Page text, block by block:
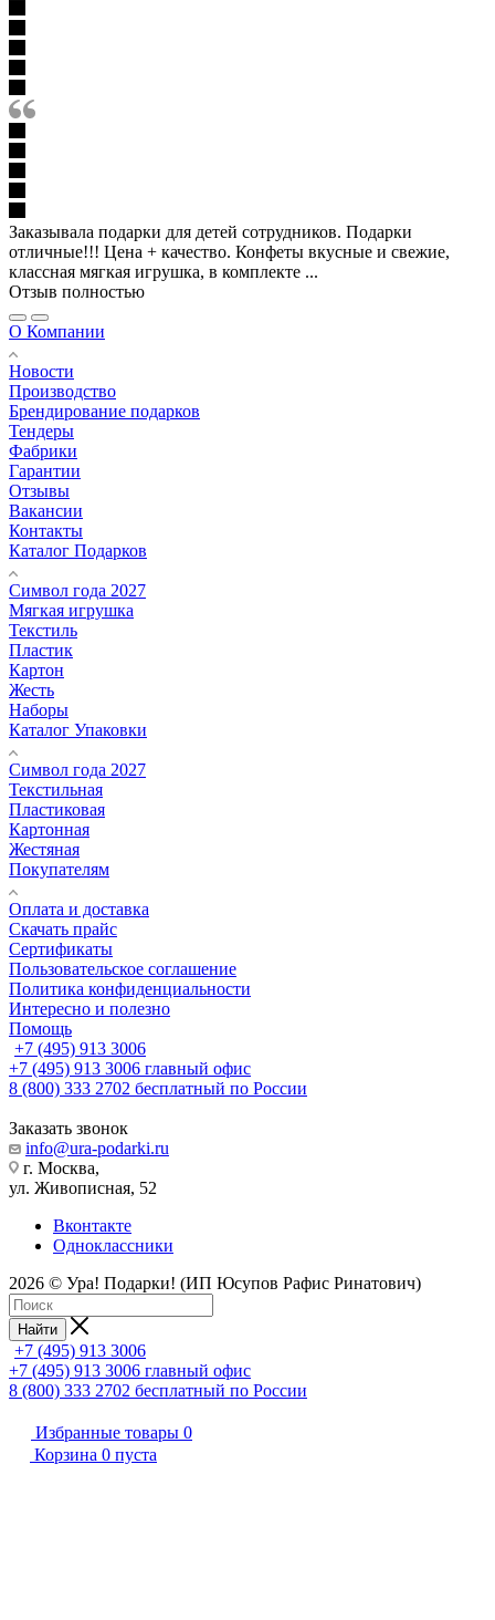
Заказывала подарки для детей сотрудников. Подарки
отличные!!! Цена + качество. Конфеты вкусные и свежие,
классная мягкая игрушка, в комплекте ...
Отзыв полностью
О Компании
Новости
Производство
Брендирование подарков
Тендеры
Фабрики
Гарантии
Отзывы
Вакансии
Контакты
Каталог Подарков
Символ года 2027
Мягкая игрушка
Текстиль
Пластик
Картон
Жесть
Наборы
Каталог Упаковки
Символ года 2027
Текстильная
Пластиковая
Картонная
Жестяная
Покупателям
Оплата и доставка
Скачать прайс
Сертификаты
Пользовательское соглашение
Политика конфиденциальности
Интересно и полезно
Помощь
+7 (495) 913 3006
+7 (495) 913 3006 главный офис
8 (800) 333 2702 бесплатный по России
Заказать звонок
info@ura-podarki.ru
г. Москва,
ул. Живописная, 52
Вконтакте
Одноклассники
2026 © Ура! Подарки! (ИП Юсупов Рафис Ринатович)
Найти
+7 (495) 913 3006
+7 (495) 913 3006 главный офис
8 (800) 333 2702 бесплатный по России
Избранные товары 0
Корзина 0 пуста